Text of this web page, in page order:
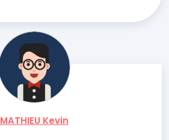
MATHIEU Kevin